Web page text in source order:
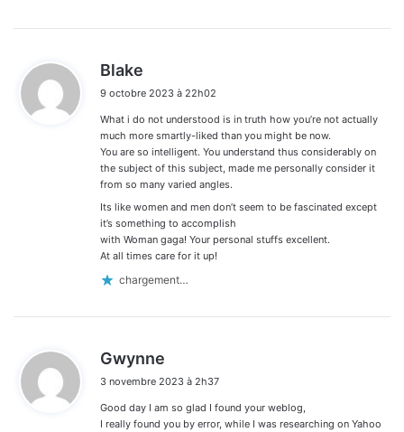
Blake
t
:
9 octobre 2023 à 22h02
What i do not understood is in truth how you’re not actually
much more smartly-liked than you might be now.
You are so intelligent. You understand thus considerably on
the subject of this subject, made me personally consider it
from so many varied angles.
Its like women and men don’t seem to be fascinated except
it’s something to accomplish
with Woman gaga! Your personal stuffs excellent.
At all times care for it up!
chargement…
Gwynne
t
:
3 novembre 2023 à 2h37
Good day I am so glad I found your weblog,
I really found you by error, while I was researching on Yahoo